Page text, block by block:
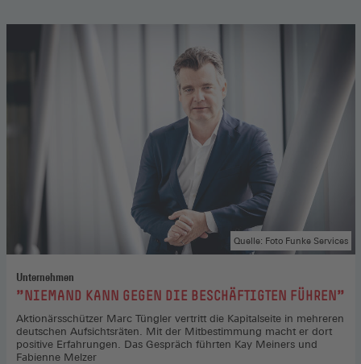
Unternehmen
:"NIEMAND KANN GEGEN DIE BESCHÄFTIGTEN FÜHREN"
Quelle: Foto Funke Services
Aktionärsschützer Marc Tüngler vertritt die Kapitalseite in mehreren
deutschen Aufsichtsräten. Mit der Mitbestimmung macht er dort
positive Erfahrungen. Das Gespräch führten Kay Meiners und
Fabienne Melzer